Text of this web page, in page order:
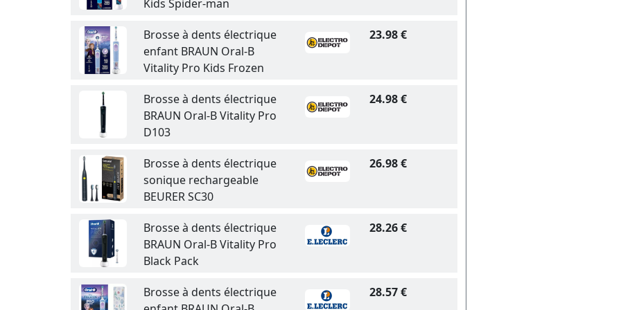
Kids Spider-man
Brosse à dents électrique
enfant BRAUN Oral-B
Vitality Pro Kids Frozen
23.98 €
Brosse à dents électrique
BRAUN Oral-B Vitality Pro
D103
24.98 €
Brosse à dents électrique
sonique rechargeable
BEURER SC30
26.98 €
Brosse à dents électrique
BRAUN Oral-B Vitality Pro
Black Pack
28.26 €
Brosse à dents électrique
28.57 €